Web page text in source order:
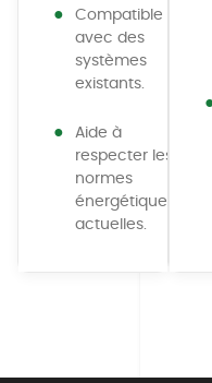
Compatible
avec des
systèmes
existants.
Aide à
respecter les
normes
énergétiques
actuelles.